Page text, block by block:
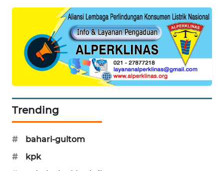
Trending
#
bahari-gultom
#
kpk
PLN
WATCH
LPKKI
KOPEKLIN